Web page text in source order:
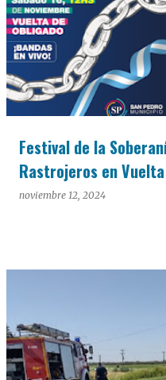
Festival de la
Rastrojeros en
noviembre 12, 2024